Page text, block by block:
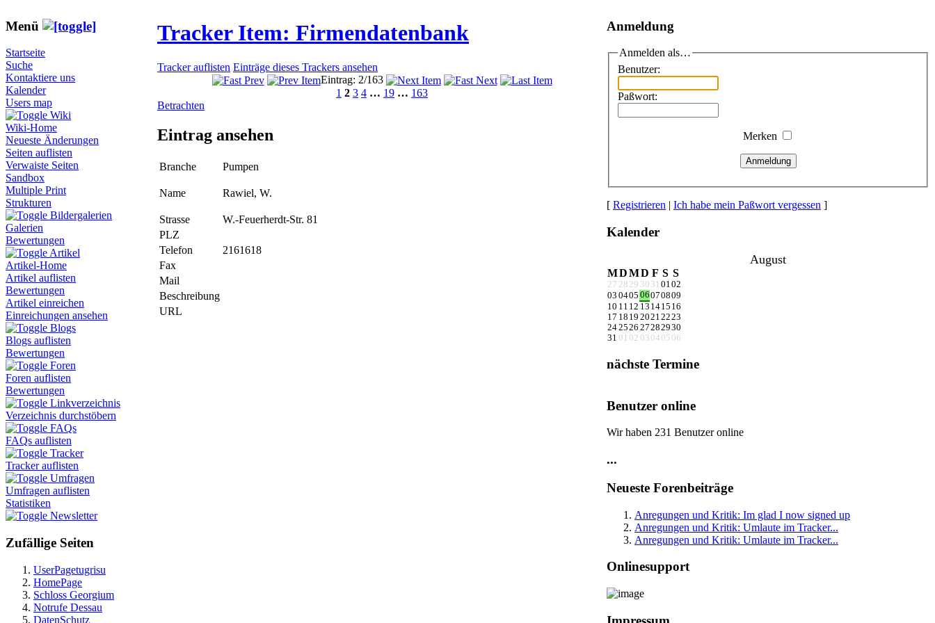
Menü
Startseite
Suche
Kontaktiere uns
Kalender
Users map
Wiki
Wiki-Home
Neueste Änderungen
Seiten auflisten
Verwaiste Seiten
Sandbox
Multiple Print
Strukturen
Bildergalerien
Galerien
Bewertungen
Artikel
Artikel-Home
Artikel auflisten
Bewertungen
Artikel einreichen
Einreichungen ansehen
Blogs
Blogs auflisten
Bewertungen
Foren
Foren auflisten
Bewertungen
Linkverzeichnis
Verzeichnis durchstöbern
FAQs
FAQs auflisten
Tracker
Tracker auflisten
Umfragen
Umfragen auflisten
Statistiken
Newsletter
Zufällige Seiten
UserPagetugrisu
HomePage
Schloss Georgium
Notrufe Dessau
DatenSchutz
Tracker Item: Firmendatenbank
Tracker auflisten Einträge dieses Trackers ansehen
Eintrag: 2/163
1 2 3 4 … 19 … 163
Betrachten
Eintrag ansehen
Branche Pumpen
Name Rawiel, W.
Strasse
W.-Feuerherdt-Str. 81
PLZ
Telefon
2161618
Fax
Mail
Beschreibung
URL
Anmeldung
Anmelden als…
Benutzer:
Paßwort:
Merken
Anmeldung
[ Registrieren | Ich habe mein Paßwort vergessen ]
Kalender
August
MDMD F S S
27 28 29 30 31 0102
03 0405 06070809
10 11 12 13 1415 16
17 18 19 20212223
242526 27282930
31 01 02 03 04 05 06
nächste Termine
Benutzer online
Wir haben 231 Benutzer online
...
Neueste Forenbeiträge
Anregungen und Kritik: Im glad I now signed up
Anregungen und Kritik: Umlaute im Tracker...
Anregungen und Kritik: Umlaute im Tracker...
Onlinesupport